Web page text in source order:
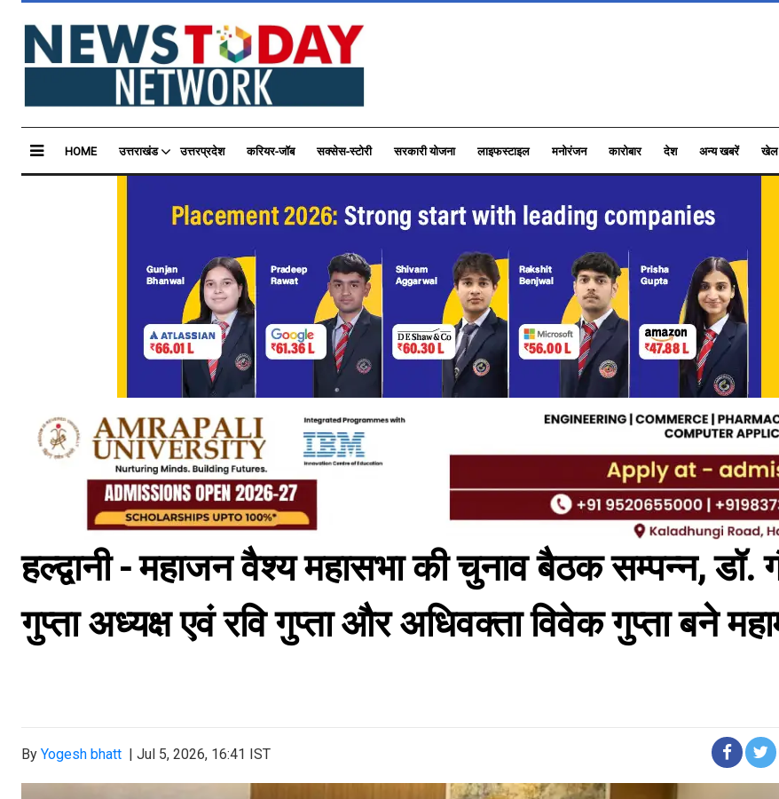
HOME उत्तराखंड उत्तरप्रदेश करियर-जॉब सक्सेस-स्टोरी सरकारी योजना लाइफस्टाइल मनोरंजन कारोबार देश अन्य खबरें खेल
हल्द्वानी - महाजन वैश्य महासभा की चुनाव बैठक सम्पन्न, डॉ.
गुप्ता अध्यक्ष एवं रवि गुप्ता और अधिवक्ता विवेक गुप्ता बने
By Yogesh bhatt | Jul 5, 2026, 16:41 IST